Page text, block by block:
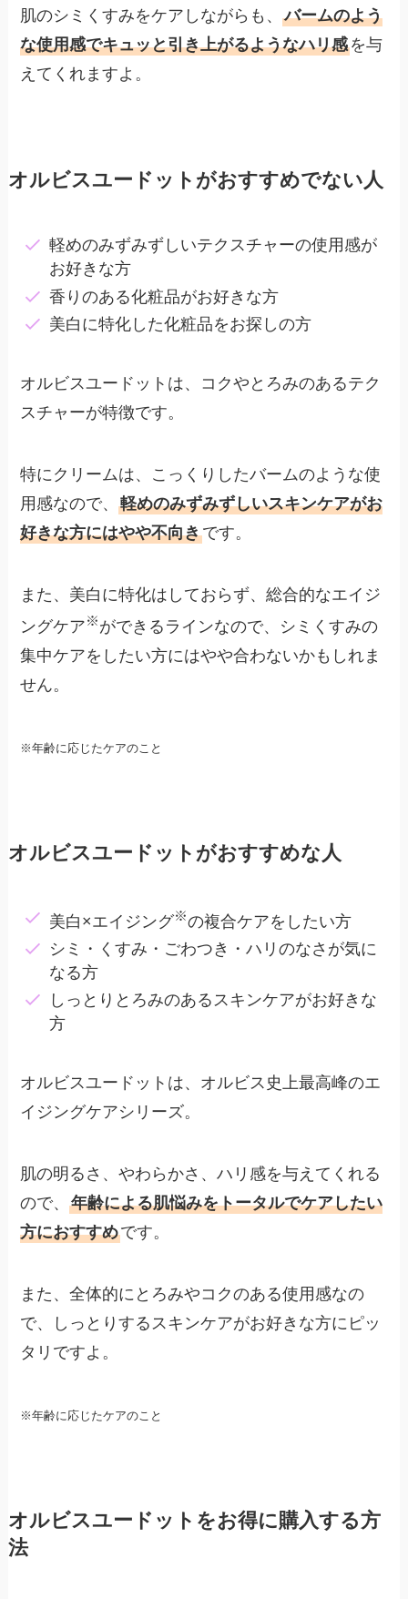
肌のシミくすみをケアしながらも、バームのよう
な使用感でキュッと引き上がるようなハリ感を与
えてくれますよ。
オルビスユードットがおすすめでない人
軽めのみずみずしいテクスチャーの使用感が
お好きな方
香りのある化粧品がお好きな方
美白に特化した化粧品をお探しの方
オルビスユードットは、コクやとろみのあるテク
スチャーが特徴です。
特にクリームは、こっくりしたバームのような使
用感なので、軽めのみずみずしいスキンケアがお
好きな方にはやや不向きです。
また、美白に特化はしておらず、総合的なエイジ
ングケア※ができるラインなので、シミくすみの
集中ケアをしたい方にはやや合わないかもしれま
せん。
※年齢に応じたケアのこと
オルビスユードットがおすすめな人
美白×エイジング※の複合ケアをしたい方
シミ・くすみ・ごわつき・ハリのなさが気に
なる方
しっとりとろみのあるスキンケアがお好きな
方
オルビスユードットは、オルビス史上最高峰のエ
イジングケアシリーズ。
肌の明るさ、やわらかさ、ハリ感を与えてくれる
ので、年齢による肌悩みをトータルでケアしたい
方におすすめです。
また、全体的にとろみやコクのある使用感なの
で、しっとりするスキンケアがお好きな方にピッ
タリですよ。
※年齢に応じたケアのこと
オルビスユードットをお得に購入する方
法